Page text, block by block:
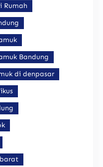
Rumah
Bandung
di denpasar